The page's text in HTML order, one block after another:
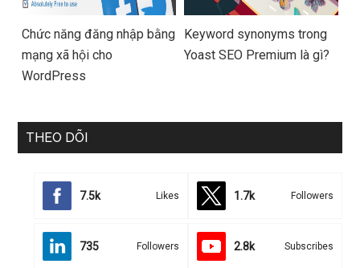
Chức năng đăng nhập bằng
mạng xã hội cho
WordPress
Keyword synonyms trong
Yoast SEO Premium là gì?
THEO DÕI
7.5k Likes 1.7k Followers
735 Followers 2.8k Subscribes